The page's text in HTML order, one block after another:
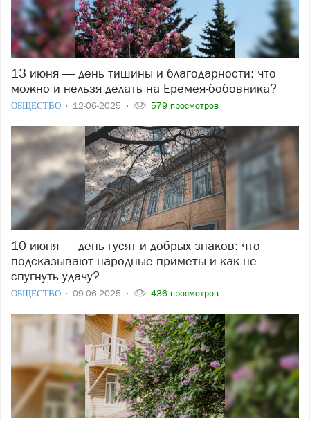
13 июня — день тишины и благодарности: что
можно и нельзя делать на Еремея-бобовника?
ОБЩЕСТВО 12-06-2025 579 просмотров
10 июня — день гусят и добрых знаков: что
подсказывают народные приметы и как не
спугнуть удачу?
ОБЩЕСТВО 09-06-2025 436 просмотров